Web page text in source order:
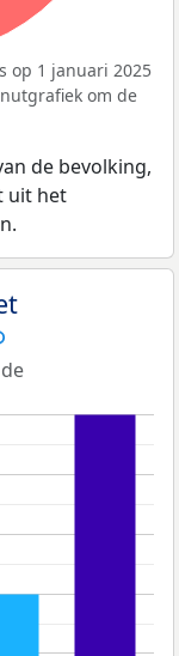
op 1 januari 2025
om de
de bevolking,
uit het